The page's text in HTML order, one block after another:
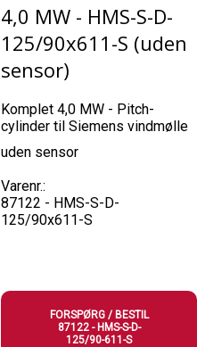
4,0 MW - HMS-S-D-
125/90x611-S (uden
sensor)
Komplet 4,0 MW - Pitch-
cylinder til Siemens vindmølle
uden sensor
Varenr.:
87122 - HMS-S-D-
125/90x611-S
FORSPØRG / BESTIL
87122 - HMS-S-D-
125/90-611-S